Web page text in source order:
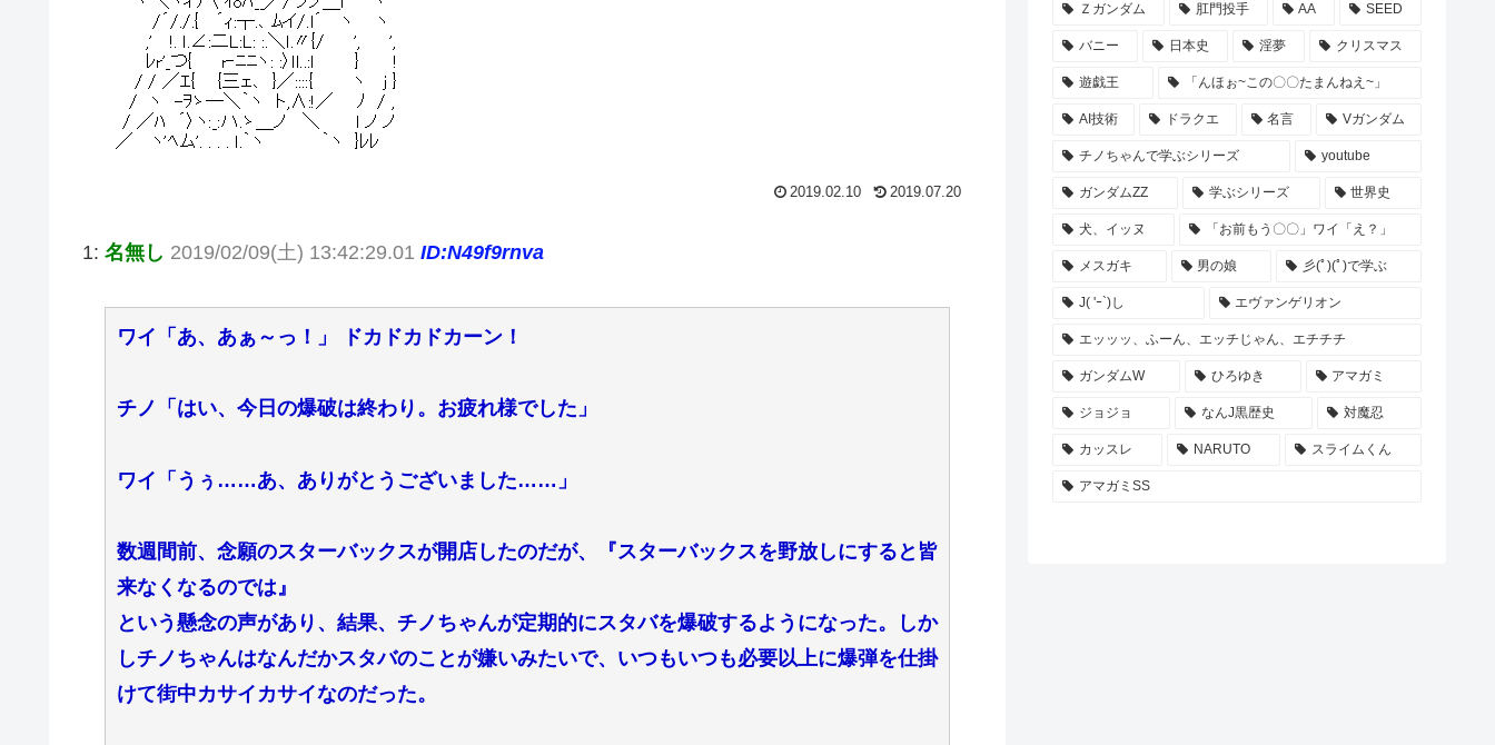
2019.02.10 2019.07.20
1: 名無し 2019/02/09(土) 13:42:29.01 ID:N49f9rnva
ワイ「あ、あぁ～っ！」 ドカドカドカーン！
チノ「はい、今日の爆破は終わり。お疲れ様でした」
ワイ「うぅ……あ、ありがとうございました……」
数週間前、念願のスターバックスが開店したのだが、『スターバックスを野放しにすると皆
来なくなるのでは』
という懸念の声があり、結果、チノちゃんが定期的にスタバを爆破するようになった。しか
しチノちゃんはなんだかスタバのことが嫌いみたいで、いつもいつも必要以上に爆弾を仕掛
けて街中カサイカサイなのだった。
Ｚガンダム 肛門投手 AA SEED
バニー 日本史 淫夢 クリスマス
遊戯王 「んほぉ~この〇〇たまんねえ~」
AI技術 ドラクエ 名言 Vガンダム
チノちゃんで学ぶシリーズ youtube
ガンダムZZ 学ぶシリーズ 世界史
犬、イッヌ 「お前もう〇〇」ワイ「え？」
メスガキ 男の娘 彡(ﾟ)(ﾟ)で学ぶ
J( 'ｰ`)し エヴァンゲリオン
エッッッ、ふーん、エッチじゃん、エチチチ
ガンダムW ひろゆき アマガミ
ジョジョ なんJ黒歴史 対魔忍
カッスレ NARUTO スライムくん
アマガミSS